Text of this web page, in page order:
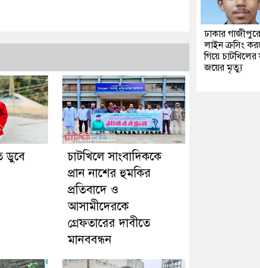
ডুবে
চাটখিলে সাংবাদিককে
প্রান নাশের হুমকির
প্রতিবাদে ও
আসামীদেরকে
গ্রেফতারের দাবীতে
মানববন্ধন
ঢাকার
লাইন ক্রসিং
গিয়ে
জয়ের মৃত্যু